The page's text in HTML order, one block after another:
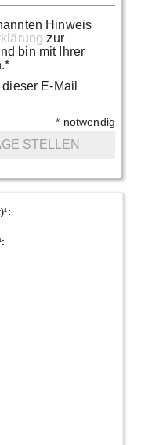
Hinweis
zur
bin mit Ihrer
E-Mail
* notwendig
STELLEN
:
: